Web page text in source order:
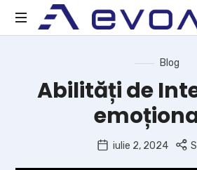
EVOACT
Blog
Abilități de
iulie 2, 2024